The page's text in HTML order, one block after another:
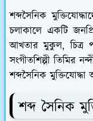
শব্দসৈনিক
চলাকালে একটি
আখতার মুকুল, চিত্র
সংগীতশিল্পী তিমির
শব্দসৈনিক
শব্দ সৈনিক